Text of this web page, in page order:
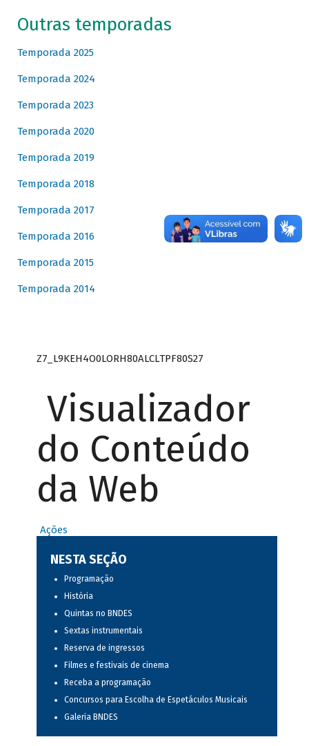
Outras temporadas
Temporada 2025
Temporada 2024
Temporada 2023
Temporada 2020
Temporada 2019
Temporada 2018
Temporada 2017
Temporada 2016
Temporada 2015
Temporada 2014
Z7_L9KEH4O0LORH80ALCLTPF80S27
Visualizador
do Conteúdo
da Web
Ações
NESTA SEÇÃO
Programação
História
Quintas no BNDES
Sextas instrumentais
Reserva de ingressos
Filmes e festivais de cinema
Receba a programação
Concursos para Escolha de Espetáculos Musicais
Galeria BNDES